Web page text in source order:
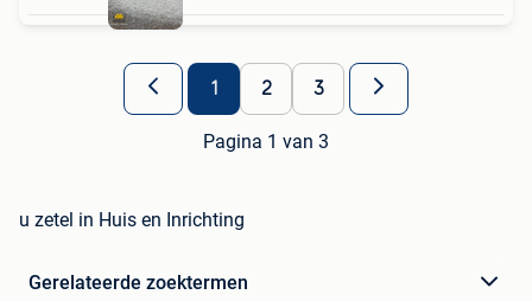
1 2 3
Pagina 1 van 3
u zetel in Huis en Inrichting
Gerelateerde zoektermen